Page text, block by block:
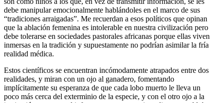
debe manipular emocionalmente hablándoles en el marco de sus
“tradiciones arraigadas”. Me recuerdan a esos políticos que opinan
que la ablación femenina es intolerable en nuestra civilización pero
debe tolerarse en sociedades pastorales africanas porque ellas viven
inmersas en la tradición y supuestamente no podrían asimilar la fría
realidad médica.
Estos científicos se encuentran incómodamente atrapados entre dos
realidades, y miran con un ojo al ganadero, fomentando
implícitamente su esperanza de que cada lobo muerto le lleva un
poco más cerca del exterminio de la especie, y con el otro ojo a la